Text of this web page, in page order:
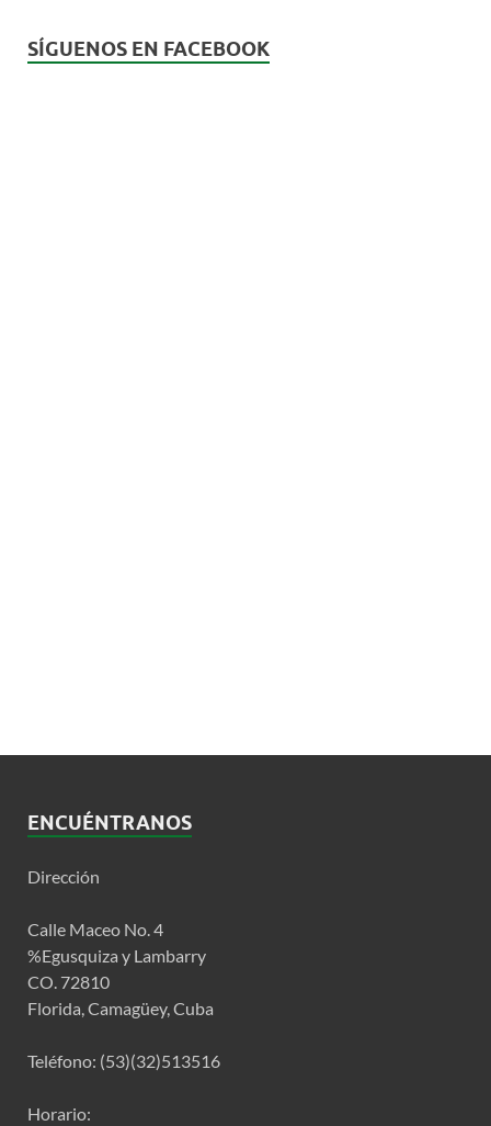
SÍGUENOS EN FACEBOOK
ENCUÉNTRANOS
Dirección
Calle Maceo No. 4
%Egusquiza y Lambarry
CO. 72810
Florida, Camagüey, Cuba
Teléfono: (53)(32)513516
Horario: